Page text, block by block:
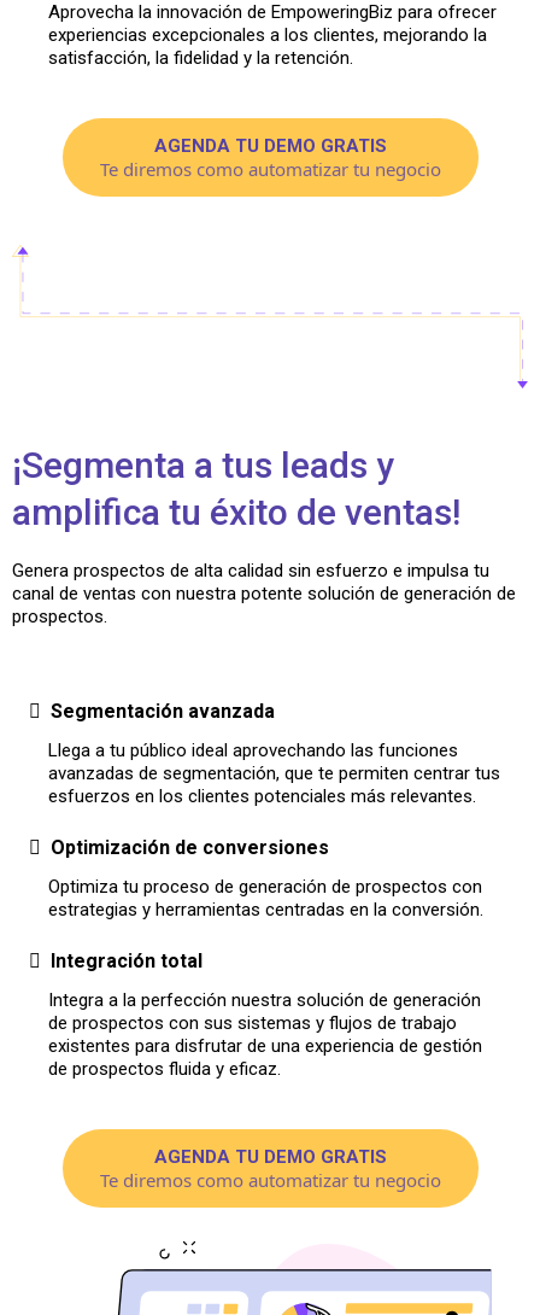
Aprovecha la innovación de EmpoweringBiz para ofrecer
experiencias excepcionales a los clientes, mejorando la
satisfacción, la fidelidad y la retención.
AGENDA TU DEMO GRATIS
Te diremos como automatizar tu negocio
¡Segmenta a tus leads y
amplifica tu éxito de ventas!
Genera prospectos de alta calidad sin esfuerzo e impulsa tu
canal de ventas con nuestra potente solución de generación de
prospectos.
Segmentación avanzada
Llega a tu público ideal aprovechando las funciones
avanzadas de segmentación, que te permiten centrar tus
esfuerzos en los clientes potenciales más relevantes.
Optimización de conversiones
Optimiza tu proceso de generación de prospectos con
estrategias y herramientas centradas en la conversión.
Integración total
Integra a la perfección nuestra solución de generación
de prospectos con sus sistemas y flujos de trabajo
existentes para disfrutar de una experiencia de gestión
de prospectos fluida y eficaz.
AGENDA TU DEMO GRATIS
Te diremos como automatizar tu negocio